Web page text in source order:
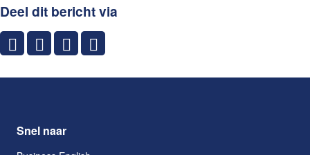
Deel dit bericht via
Snel naar